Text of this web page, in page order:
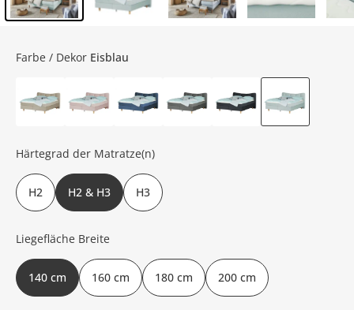
Farbe / Dekor Eisblau
Härtegrad der Matratze(n)
H2 H2 & H3 H3
Liegefläche Breite
140 cm 160 cm 180 cm 200 cm